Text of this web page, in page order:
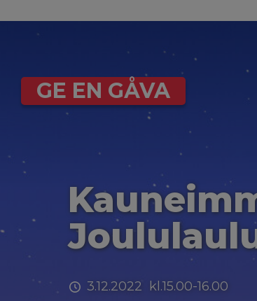
GE EN GÅVA
3.12.2022 kl.15.00-16.00